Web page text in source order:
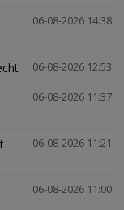
06-08-2026 14:38
06-08-2026 12:53
06-08-2026 11:37
06-08-2026 11:21
06-08-2026 11:00